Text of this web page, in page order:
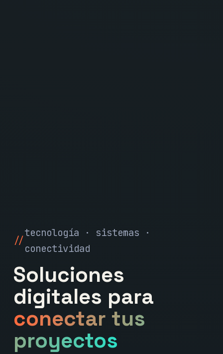
tecnología · sistemas ·
conectividad
Soluciones
digitales para
conectar tus
proyectos